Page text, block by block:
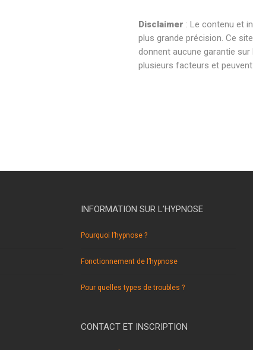
Disclaimer : Le contenu et
plus grande précision. Ce
donnent aucune garantie
plusieurs facteurs et peuvent
INFORMATION SUR L’HYPNOSE
Pourquoi l’hypnose ?
Fonctionnement de l’hypnose
Pour quelles types de troubles ?
CONTACT ET INSCRIPTION